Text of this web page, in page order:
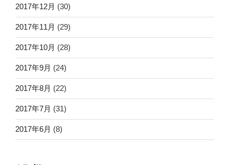
2017年12月 (30)
2017年11月 (29)
2017年10月 (28)
2017年9月 (24)
2017年8月 (22)
2017年7月 (31)
2017年6月 (8)